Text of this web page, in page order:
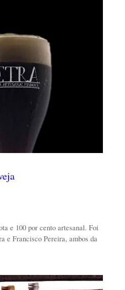
e 100 por cento artesanal. Foi
e Francisco Pereira, ambos da